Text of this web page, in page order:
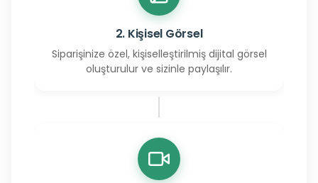
2. Kişisel Görsel
Siparişinize özel, kişiselleştirilmiş dijital görsel
oluşturulur ve sizinle paylaşılır.